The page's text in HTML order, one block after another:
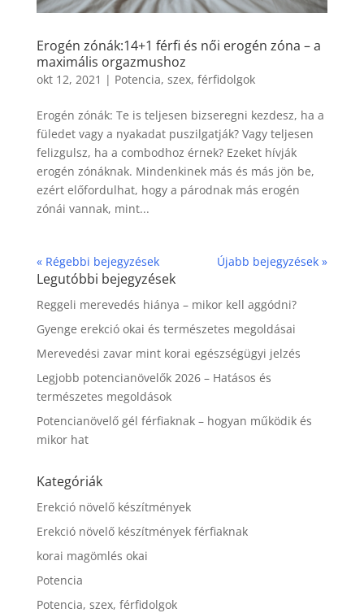
Erogén zónák:14+1 férfi és női erogén zóna – a
maximális orgazmushoz
okt 12, 2021 | Potencia, szex, férfidolgok
Erogén zónák: Te is teljesen bizseregni kezdesz, ha a
füledet vagy a nyakadat puszilgatják? Vagy teljesen
felizgulsz, ha a combodhoz érnek? Ezeket hívják
erogén zónáknak. Mindenkinek más és más jön be,
ezért előfordulhat, hogy a párodnak más erogén
zónái vannak, mint...
« Régebbi bejegyzések Újabb bejegyzések »
Legutóbbi bejegyzések
Reggeli merevedés hiánya – mikor kell aggódni?
Gyenge erekció okai és természetes megoldásai
Merevedési zavar mint korai egészségügyi jelzés
Legjobb potencianövelők 2026 – Hatásos és
természetes megoldások
Potencianövelő gél férfiaknak – hogyan működik és
mikor hat
Kategóriák
Erekció növelő készítmények
Erekció növelő készítmények férfiaknak
korai magömlés okai
Potencia
Potencia, szex, férfidolgok